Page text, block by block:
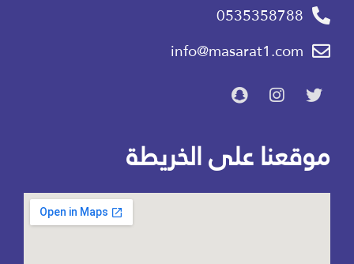
0535358788
info@masarat1.com
موقعنا على الخريطة